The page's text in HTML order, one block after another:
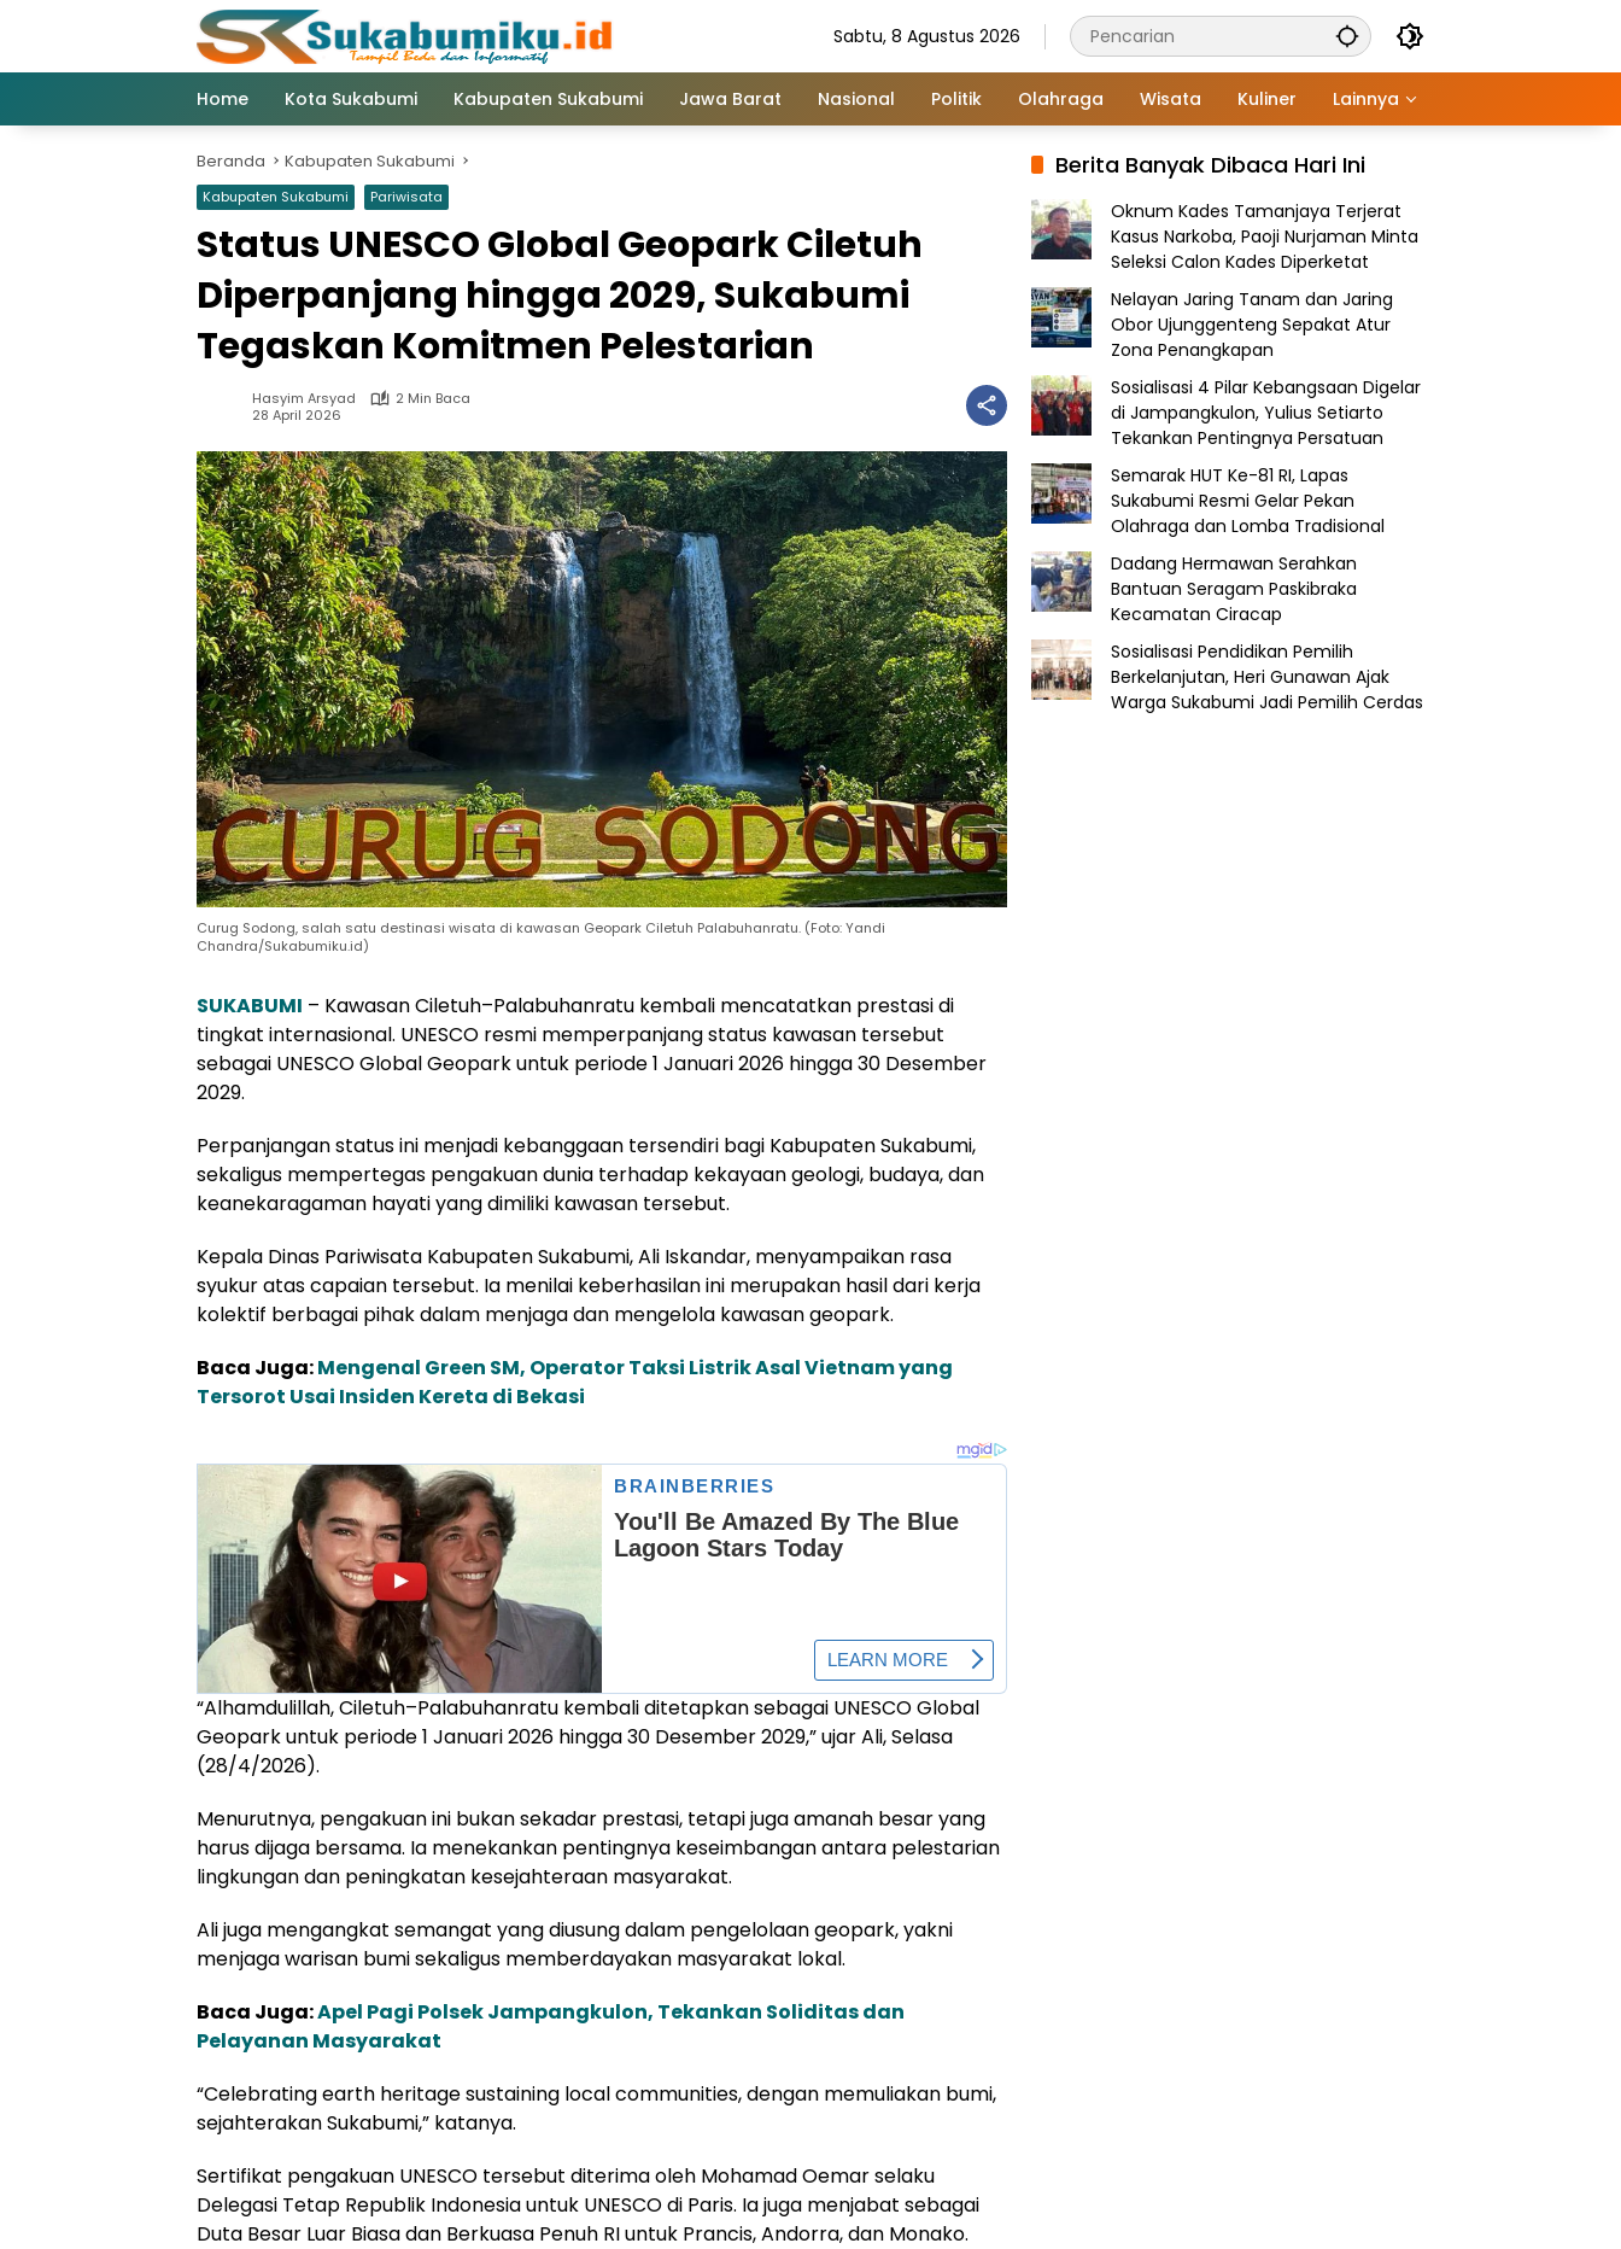
Sabtu, 8 Agustus 2026
Home Kota Sukabumi Kabupaten Sukabumi Jawa Barat Nasional Politik Olahraga Wisata Kuliner Lainnya
Beranda Kabupaten Sukabumi
Kabupaten Sukabumi Pariwisata
Status UNESCO Global Geopark Ciletuh
Diperpanjang hingga 2029, Sukabumi
Tegaskan Komitmen Pelestarian
Hasyim Arsyad
2 Min Baca
28 April 2026
Curug Sodong, salah satu destinasi wisata di kawasan Geopark Ciletuh Palabuhanratu. (Foto: Yandi
Chandra/Sukabumiku.id)
SUKABUMI – Kawasan Ciletuh–Palabuhanratu kembali mencatatkan prestasi di
tingkat internasional. UNESCO resmi memperpanjang status kawasan tersebut
sebagai UNESCO Global Geopark untuk periode 1 Januari 2026 hingga 30 Desember
2029.
Perpanjangan status ini menjadi kebanggaan tersendiri bagi Kabupaten Sukabumi,
sekaligus mempertegas pengakuan dunia terhadap kekayaan geologi, budaya, dan
keanekaragaman hayati yang dimiliki kawasan tersebut.
Kepala Dinas Pariwisata Kabupaten Sukabumi, Ali Iskandar, menyampaikan rasa
syukur atas capaian tersebut. Ia menilai keberhasilan ini merupakan hasil dari kerja
kolektif berbagai pihak dalam menjaga dan mengelola kawasan geopark.
Baca Juga:Mengenal Green SM, Operator Taksi Listrik Asal Vietnam yang
Tersorot Usai Insiden Kereta di Bekasi
“Alhamdulillah, Ciletuh–Palabuhanratu kembali ditetapkan sebagai UNESCO Global
Geopark untuk periode 1 Januari 2026 hingga 30 Desember 2029,” ujar Ali, Selasa
(28/4/2026).
Menurutnya, pengakuan ini bukan sekadar prestasi, tetapi juga amanah besar yang
harus dijaga bersama. Ia menekankan pentingnya keseimbangan antara pelestarian
lingkungan dan peningkatan kesejahteraan masyarakat.
Ali juga mengangkat semangat yang diusung dalam pengelolaan geopark, yakni
menjaga warisan bumi sekaligus memberdayakan masyarakat lokal.
Baca Juga:Apel Pagi Polsek Jampangkulon, Tekankan Soliditas dan
Pelayanan Masyarakat
“Celebrating earth heritage sustaining local communities, dengan memuliakan bumi,
sejahterakan Sukabumi,” katanya.
Sertifikat pengakuan UNESCO tersebut diterima oleh Mohamad Oemar selaku
Delegasi Tetap Republik Indonesia untuk UNESCO di Paris. Ia juga menjabat sebagai
Duta Besar Luar Biasa dan Berkuasa Penuh RI untuk Prancis, Andorra, dan Monako.
Berita Banyak Dibaca Hari Ini
Oknum Kades Tamanjaya Terjerat
Kasus Narkoba, Paoji Nurjaman Minta
Seleksi Calon Kades Diperketat
Nelayan Jaring Tanam dan Jaring
Obor Ujunggenteng Sepakat Atur
Zona Penangkapan
Sosialisasi 4 Pilar Kebangsaan Digelar
di Jampangkulon, Yulius Setiarto
Tekankan Pentingnya Persatuan
Semarak HUT Ke-81 RI, Lapas
Sukabumi Resmi Gelar Pekan
Olahraga dan Lomba Tradisional
Dadang Hermawan Serahkan
Bantuan Seragam Paskibraka
Kecamatan Ciracap
Sosialisasi Pendidikan Pemilih
Berkelanjutan, Heri Gunawan Ajak
Warga Sukabumi Jadi Pemilih Cerdas